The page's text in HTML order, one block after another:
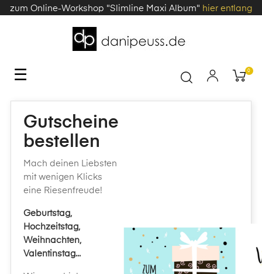
zum Online-Workshop "Slimline Maxi Album" hier entlang
Toggle
☰ 0
Gutscheine
bestellen
Mach deinen Liebsten
mit wenigen Klicks
eine Riesenfreude!
Geburtstag,
Hochzeitstag,
Weihnachten,
Valentinstag...